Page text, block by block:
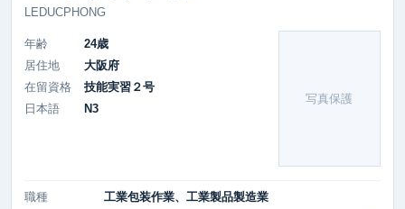
LEDUCPHONG
写真保護
年齢
24歳
居住地
大阪府
在留資格
技能実習２号
日本語
N3
職種 工業包装作業、工業製品製造業